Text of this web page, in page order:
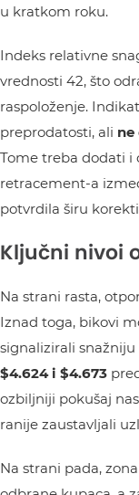
u kratkom roku.
Indeks relativne
vrednosti 42, što
raspoloženje.
preprodatosti, ali ne
Tome treba dodati i
retracement-a
potvrdila širu
Ključni nivoi
Na strani rasta,
Iznad toga, bikovi
signalizirali
$4.624 i $4.673
ozbiljniji pokušaj
ranije zaustavljali
Na strani pada,